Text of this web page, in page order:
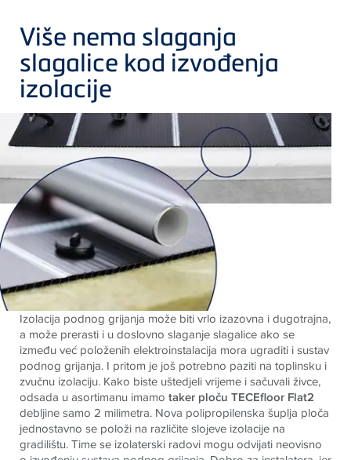
Više nema slaganja
slagalice kod izvođenja
izolacije
Izolacija podnog grijanja može biti vrlo izazovna i dugotrajna,
a može prerasti i u doslovno slaganje slagalice ako se
između već položenih elektroinstalacija mora ugraditi i sustav
podnog grijanja. I pritom je još potrebno paziti na toplinsku i
zvučnu izolaciju. Kako biste uštedjeli vrijeme i sačuvali živce,
odsada u asortimanu imamo taker ploču TECEfloor Flat2
debljine samo 2 milimetra. Nova polipropilenska šuplja ploča
jednostavno se položi na različite slojeve izolacije na
gradilištu. Time se izolaterski radovi mogu odvijati neovisno